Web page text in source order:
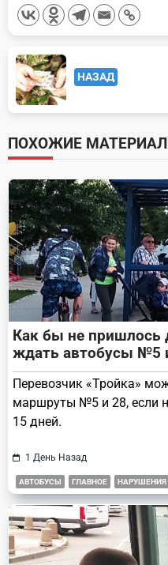
<span
class="nav-
subtitle
screen-
reader-
text">Page</span>
НАЗАД
ПОХОЖИЕ
Как бы не пришлось
ждать автобусы №5
Перевозчик «Тройка»
маршруты №5 и 28, если
15 дней.
1 День Назад
АВТОБУСЫ ГЛАВНОЕ НАРУШЕНИЯ